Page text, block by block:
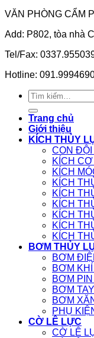
VĂN PHÒNG CẨM
Add: P802, tòa nhà
Tel/Fax:
Hotline:
Tìm
kiếm:
Trang chủ
Giới thiệu
KÍCH THỦY
CON
KÍCH CƠ
KÍCH
KÍCH
KÍCH
KÍCH
KÍCH
KÍCH
KÍCH
BƠM THỦY
BƠM
BƠM
BƠM
BƠM
BƠM
PHỤ
CỜ LÊ LỰC
CỜ LÊ